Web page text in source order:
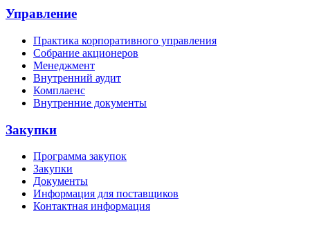
Управление
Практика корпоративного управления
Собрание акционеров
Менеджмент
Внутренний аудит
Комплаенс
Внутренние документы
Закупки
Программа закупок
Закупки
Документы
Информация для поставщиков
Контактная информация